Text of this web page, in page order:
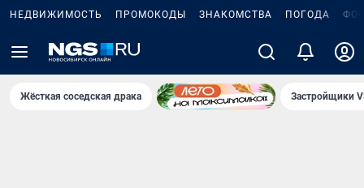
НЕДВИЖИМОСТЬ ПРОМОКОДЫ ЗНАКОМСТВА ПОГОДА
Жёсткая соседская драка Застройщики